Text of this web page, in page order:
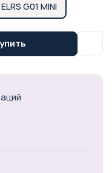
ELRS G01 MINI